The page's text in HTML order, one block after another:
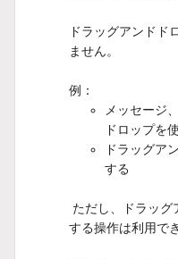
ドラッグアンドド
ません。
例：
メッセージ
ドロップを
ドラッグア
する
ただし、ドラッグ
する操作は利用で